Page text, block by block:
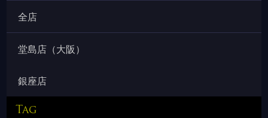
全店
堂島店（大阪）
銀座店
Tag